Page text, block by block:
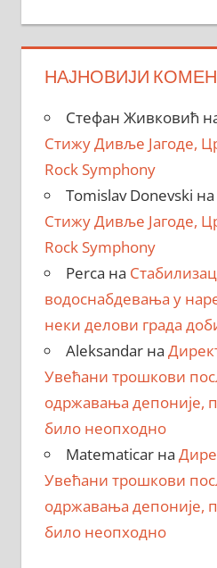
НАЈНОВИЈИ
Стефан Живковић
Стижу Дивље Јагоде,
Rock Symphony
Tomislav Donevski на
Стижу Дивље Јагоде,
Rock Symphony
Perca на
водоснабдевања у
неки делови града
Aleksandarна
Увећани трошкови
одржавања депоније,
било неопходно
Matematicarна
Увећани трошкови
одржавања депоније,
било неопходно